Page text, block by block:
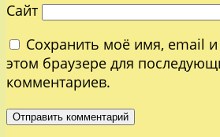
Сайт
Сохранить моё имя, email и
этом браузере для
комментариев.